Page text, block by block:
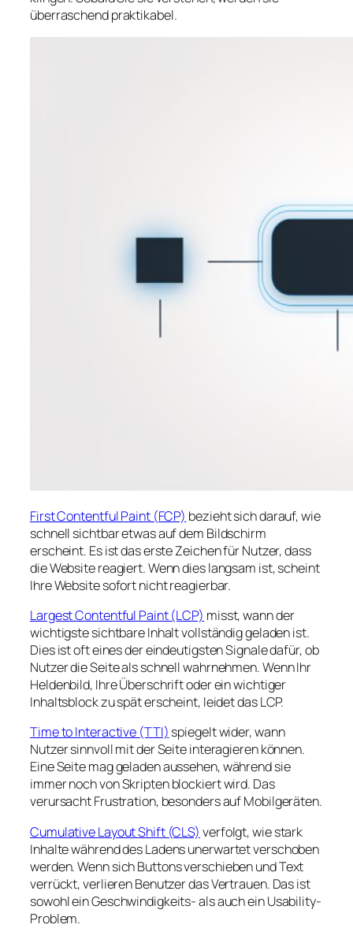
überraschend praktikabel.
First Contentful Paint (FCP) bezieht sich darauf, wie
schnell sichtbar etwas auf dem Bildschirm
erscheint. Es ist das erste Zeichen für Nutzer, dass
die Website reagiert. Wenn dies langsam ist, scheint
Ihre Website sofort nicht reagierbar.
Largest Contentful Paint (LCP) misst, wann der
wichtigste sichtbare Inhalt vollständig geladen ist.
Dies ist oft eines der eindeutigsten Signale dafür, ob
Nutzer die Seite als schnell wahrnehmen. Wenn Ihr
Heldenbild, Ihre Überschrift oder ein wichtiger
Inhaltsblock zu spät erscheint, leidet das LCP.
Time to Interactive (TTI) spiegelt wider, wann
Nutzer sinnvoll mit der Seite interagieren können.
Eine Seite mag geladen aussehen, während sie
immer noch von Skripten blockiert wird. Das
verursacht Frustration, besonders auf Mobilgeräten.
Cumulative Layout Shift (CLS) verfolgt, wie stark
Inhalte während des Ladens unerwartet verschoben
werden. Wenn sich Buttons verschieben und Text
verrückt, verlieren Benutzer das Vertrauen. Das ist
sowohl ein Geschwindigkeits- als auch ein Usability-
Problem.